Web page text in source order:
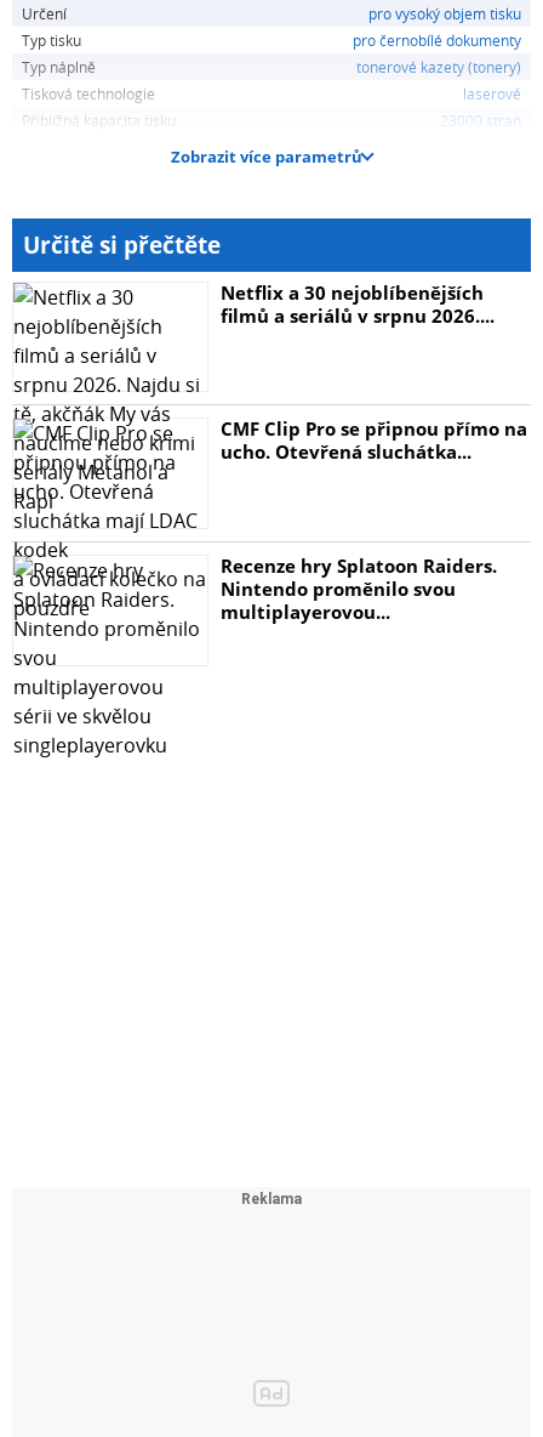
Určení
pro vysoký objem tisku
Typ tisku
pro černobílé dokumenty
Typ náplně
tonerové kazety (tonery)
Tisková technologie
laserové
Přibližná kapacita tisku
23000 stran
Zobrazit více parametrů
Určitě si přečtěte
Netflix a 30 nejoblíbenějších
filmů a seriálů v srpnu 2026....
CMF Clip Pro se připnou přímo na
ucho. Otevřená sluchátka...
Recenze hry Splatoon Raiders.
Nintendo proměnilo svou
multiplayerovou...